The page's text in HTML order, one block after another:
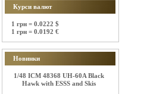
Курси валют
1 грн = 0.0222 $
1 грн = 0.0192 €
Новинки
1/48 ICM 48368 UH-60A Black
Hawk with ESSS and Skis